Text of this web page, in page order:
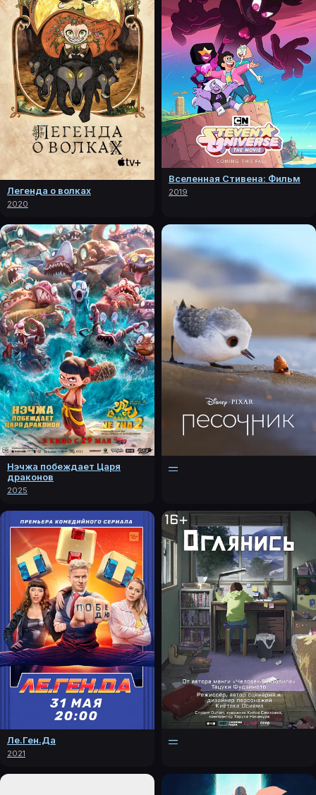
Легенда о волках
2020
Вселенная Стивена: Фильм
2019
Нэчжа побеждает Царя
драконов
2025
—
Ле.Ген.Да
2021
—